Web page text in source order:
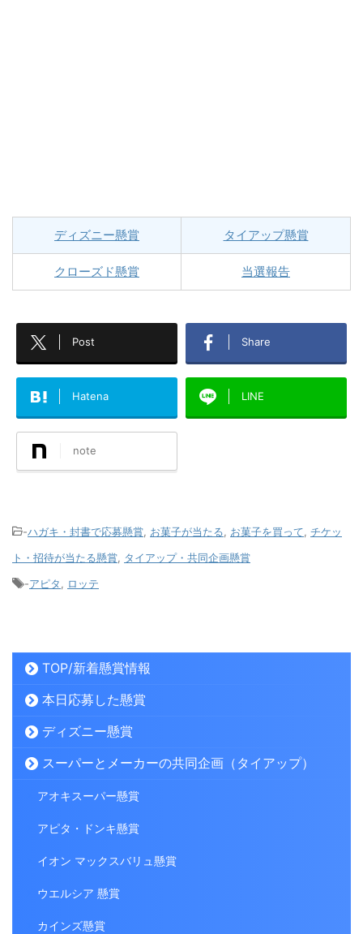
ディズニー懸賞 タイアップ懸賞
クローズド懸賞 当選報告
Post Share
Hatena LINE
note
-ハガキ・封書で応募懸賞 お菓子が当たる お菓子を買って チケッ
ト・招待が当たる懸賞
タイアップ・共同企画懸賞
-アピタ ロッテ
TOP/新着懸賞情報
本日応募した懸賞
ディズニー懸賞
スーパーとメーカーの共同企画（タイアップ）
アオキスーパー懸賞
アピタ・ドンキ懸賞
イオン マックスバリュ懸賞
ウエルシア 懸賞
カインズ懸賞